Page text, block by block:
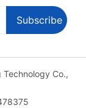
Co.,